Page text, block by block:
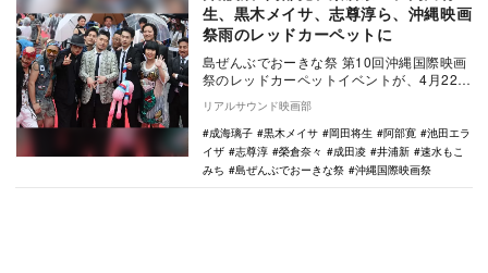
生、黒木メイサ、志尊淳ら、沖縄映画
祭雨のレッドカーペットに
島ぜんぶでおーきな祭 第10回沖縄国際映画
祭のレッドカーペットイベントが、4月22
日、沖縄・那覇国際通りで行われた。 当
初は…
リアルサウンド映画部
成海璃子
黒木メイサ 岡田将生 阿部寛
池田エラ
イザ
志尊淳 榮倉奈々 成田凌 井浦新
速水もこ
みち
島ぜんぶでおーきな祭 沖縄国際映画祭